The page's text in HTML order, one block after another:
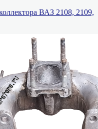
ВАЗ 2108, 2109,